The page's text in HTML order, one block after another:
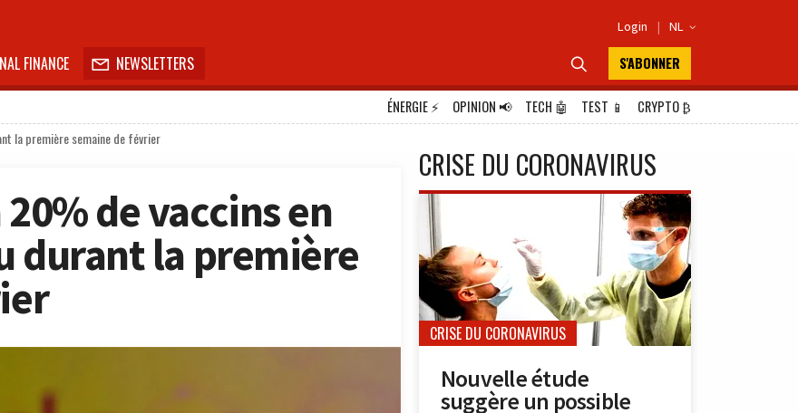
Login | NL 
FINANCE  NEWSLETTERS  S'ABONNER
ÉNERGIE⚡ OPINION📢 TECH 🤖 TEST 📱 CRYPTO₿
la première semaine de février
de vaccins en
durant la première
CRISE DU CORONAVIRUS
CRISE DU CORONAVIRUS
Nouvelle étude
suggère un possible